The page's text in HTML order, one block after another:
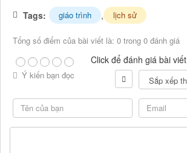
Tags: giáo trình , lịch sử
Tổng số điểm của bài viết là: 0 trong 0 đánh giá
Click để đánh giá bài viết
Ý kiến bạn đọc